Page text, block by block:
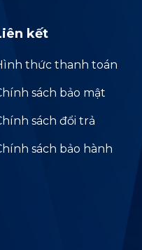
kết
thức thanh toán
sách bảo mật
sách đổi trả
sách bảo hành